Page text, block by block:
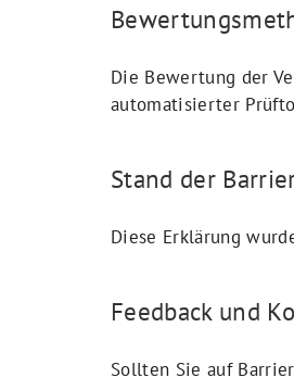
Die Bewertung der
automatisierter
Stand der
Diese Erklärung
Feedback und
Sollten Sie auf